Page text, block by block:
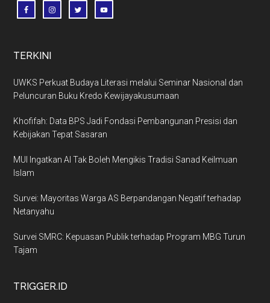
TERKINI
UWKS Perkuat Budaya Literasi melalui Seminar Nasional dan
Peluncuran Buku Kredo Kewijayakusumaan
Khofifah: Data BPS Jadi Fondasi Pembangunan Presisi dan
Kebijakan Tepat Sasaran
MUI Ingatkan AI Tak Boleh Mengikis Tradisi Sanad Keilmuan
Islam
Survei: Mayoritas Warga AS Berpandangan Negatif terhadap
Netanyahu
Survei SMRC: Kepuasan Publik terhadap Program MBG Turun
Tajam
TRIGGER.ID